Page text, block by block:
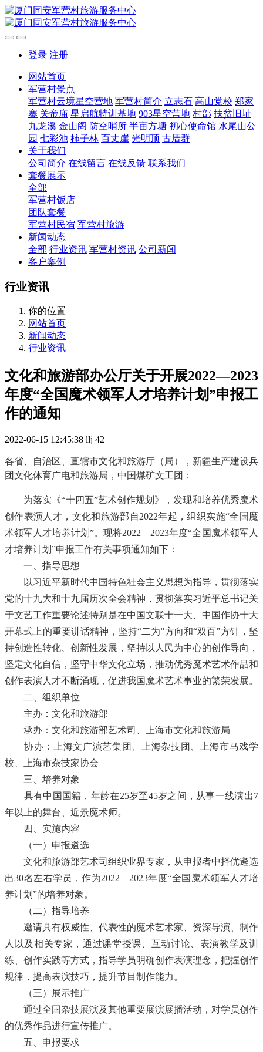
登录 注册
网站首页
军营村景点
军营村云境星空营地 军营村简介 立志石 高山党校 郑家
寨 关帝庙 星启航特训基地 903星空营地 村部 扶贫旧址
九龙溪 金山阁 防空哨所 半亩方塘 初心使命馆 水尾山公
园 七彩池 柿子林 百丈崖 光明顶 古厝群
关于我们
公司简介 在线留言 在线反馈 联系我们
套餐展示
全部
军营村饭店
团队套餐
军营村民宿 军营村旅游
新闻动态
全部 行业资讯 军营村资讯 公司新闻
客户案例
行业资讯
你的位置
网站首页
新闻动态
行业资讯
文化和旅游部办公厅关于开展2022—2023
年度“全国魔术领军人才培养计划”申报工
作的通知
2022-06-15 12:45:38 llj 42
各省、自治区、直辖市文化和旅游厅（局），新疆生产建设兵
团文化体育广电和旅游局，中国煤矿文工团 ：
为落实《“十四五”艺术创作规划》，发现和培养优秀魔术
创作表演人才，文化和旅游部自2022年起，组织实施“全国魔
术领军人才培养计划”。现将2022—2023年度“全国魔术领军人
才培养计划”申报工作有关事项通知如下：
一、指导思想
以习近平新时代中国特色社会主义思想为指导，贯彻落实
党的十九大和十九届历次全会精神，贯彻落实习近平总书记关
于文艺工作重要论述特别是在中国文联十一大、中国作协十大
开幕式上的重要讲话精神，坚持“二为”方向和“双百”方针，坚
持创造性转化、创新性发展，坚持以人民为中心的创作导向，
坚定文化自信，坚守中华文化立场，推动优秀魔术艺术作品和
创作表演人才不断涌现，促进我国魔术艺术事业的繁荣发展。
二、 组织单位
主办：文化和旅游部
承办：文化和旅游部艺术司、
上海市文化和旅游局
协办：上海文广演艺集团、上海杂技团、上海市马戏学
校、上海市杂技家协会
三、培养对象
具有中国国籍，年龄在25岁至45岁之间，从事一线演出7
年以上的舞台、近景魔术师。
四、 实施内容
（一） 申报遴选
文化和旅游部艺术司组织业界专家， 从申报者中择优遴选
出30名左右学员，作为2022—2023年度“全国魔术领军人才培
养计划”的培养对象。
（二）指导培养
邀请具有权威性、代表性的魔术艺术家、资深导演
制作
人以及相关专家，通过课堂授课、互动讨论、表演教学及训
练、创作实践等方式，指导学员明确创作表演理念，把握创作
规律，提高表演技巧，提升节目制作能力。
（三）
展示推广
通过全国杂技展演及其他重要展演展播活动，对学员创作
的优秀作品进行宣传推广。
五、 申报要求